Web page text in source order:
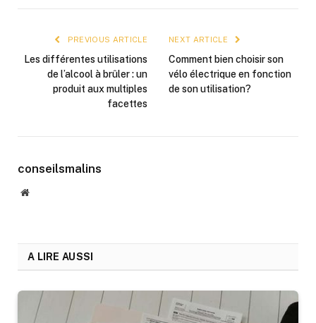
PREVIOUS ARTICLE
Les différentes utilisations
de l’alcool à brûler : un
produit aux multiples
facettes
NEXT ARTICLE
Comment bien choisir son
vélo électrique en fonction
de son utilisation?
conseilsmalins
Website
A LIRE AUSSI